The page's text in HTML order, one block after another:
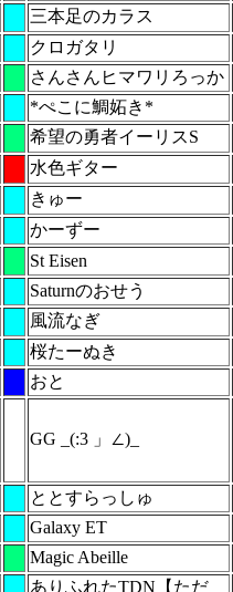
三本足のカラス
クロガタリ
さんさんヒマワリろっか
*ぺこに鯛妬き*
希望の勇者イーリスS
水色ギター
きゅー
かーずー
St Eisen
Saturnのおせう
風流なぎ
桜たーぬき
おと
GG _(:3 」∠)_
ととすらっしゅ
Galaxy ET
Magic Abeille
ありふれたTDN【ただ